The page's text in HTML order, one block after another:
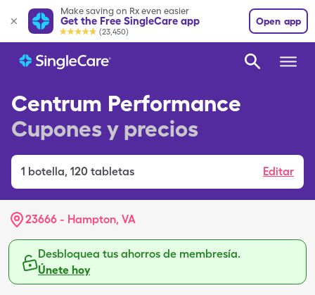
Make saving on Rx even easier
Get the Free SingleCare app
(23,450)
Open app
Centrum Performance
Cupones y precios
1 botella, 120 tabletas Editar
23666 - Hampton, VA
Desbloquea tus ahorros de membresía.
Únete hoy